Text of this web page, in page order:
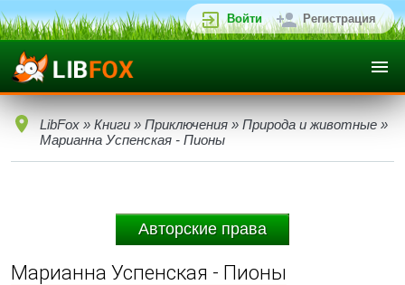
Войти Регистрация
LibFox » Книги » Приключения » Природа и животные »
Марианна Успенская - Пионы
Авторские права
Марианна Успенская - Пионы